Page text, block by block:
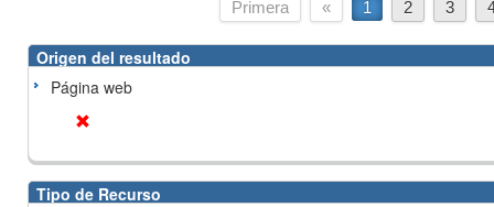
Primera « 1 2 3
Origen del resultado
Página web
Tipo de Recurso